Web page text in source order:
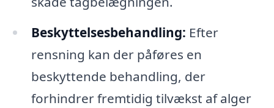
Beskyttelsesbehandling: Efter
rensning kan der påføres en
beskyttende behandling, der
forhindrer fremtidig tilvækst af alger